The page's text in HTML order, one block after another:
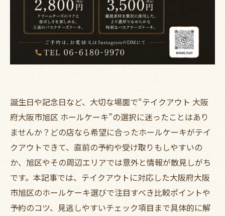
誕生日や記念日など、大切な場面で“テイクアウト 大阪
府大阪市旭区 ホールケーキ”の選択に迷ったことはあり
ませんか？どの店なら希望に合ったホールケーキがテイ
クアウトできて、直前の予約や受け取りもしやすいの
か、旭区やその周辺エリアでは意外と情報が散見しがち
です。本記事では、テイクアウトに対応した大阪府大阪
市旭区のホールケーキ選びで注目すべき比較ポイントや
予約のコツ、見逃しやすいチェック項目まで具体的に解